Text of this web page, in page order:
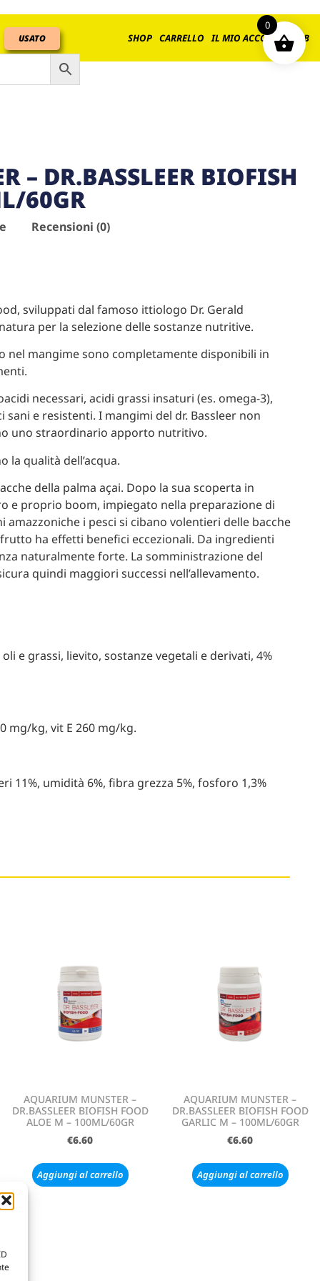
USATO SHOP CARRELLO IL MIO ACCOUNT B2B
– DR.BASSLEER BIOFISH
60GR
Recensioni (0)
sviluppati dal famoso ittiologo Dr. Gerald
per la selezione delle sostanze nutritive.
nel mangime sono completamente disponibili in
necessari, acidi grassi insaturi (es. omega-3),
e resistenti. I mangimi del dr. Bassleer non
uno straordinario apporto nutritivo.
la qualità dell’acqua.
della palma açai. Dopo la sua scoperta in
e proprio boom, impiegato nella preparazione di
i pesci si cibano volentieri delle bacche
frutto ha effetti benefici eccezionali. Da ingredienti
naturalmente forte. La somministrazione del
quindi maggiori successi nell’allevamento.
e grassi, lievito, sostanze vegetali e derivati, 4%
mg/kg, vit E 260 mg/kg.
11%, umidità 6%, fibra grezza 5%, fosforo 1,3%
AQUARIUM MUNSTER –
DR.BASSLEER BIOFISH FOOD
ALOE M – 100ML/60GR
€6.60
Aggiungi al carrello
AQUARIUM MUNSTER –
DR.BASSLEER BIOFISH FOOD
GARLIC M – 100ML/60GR
€6.60
Aggiungi al carrello
0